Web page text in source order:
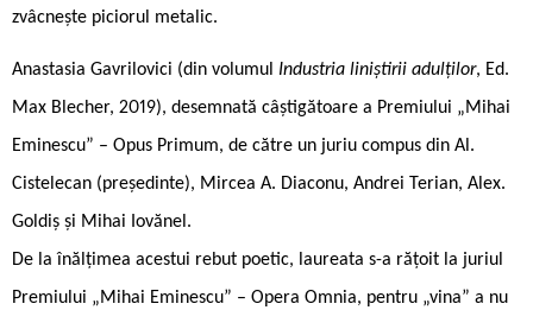
zvâcnește piciorul metalic.
Anastasia Gavrilovici (din volumul Industria liniștirii adulților, Ed.
Max Blecher, 2019), desemnată câștigătoare a Premiului „Mihai
Eminescu” – Opus Primum, de către un juriu compus din Al.
Cistelecan (președinte), Mircea A. Diaconu, Andrei Terian, Alex.
Goldiș și Mihai Iovănel.
De la înălțimea acestui rebut poetic, laureata s-a rățoit la juriul
Premiului „Mihai Eminescu” – Opera Omnia, pentru „vina” a nu